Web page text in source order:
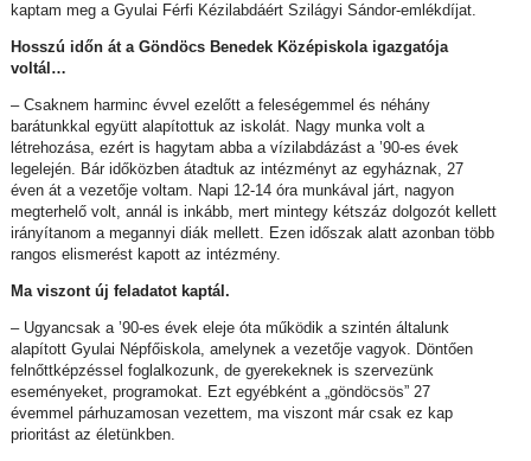
kaptam meg a Gyulai Férfi Kézilabdáért Szilágyi Sándor-emlékdíjat.
Hosszú időn át a Göndöcs Benedek Középiskola igazgatója
voltál…
– Csaknem harminc évvel ezelőtt a feleségemmel és néhány
barátunkkal együtt alapítottuk az iskolát. Nagy munka volt a
létrehozása, ezért is hagytam abba a vízilabdázást a ’90-es évek
legelején. Bár időközben átadtuk az intézményt az egyháznak, 27
éven át a vezetője voltam. Napi 12-14 óra munkával járt, nagyon
megterhelő volt, annál is inkább, mert mintegy kétszáz dolgozót kellett
irányítanom a megannyi diák mellett. Ezen időszak alatt azonban több
rangos elismerést kapott az intézmény.
Ma viszont új feladatot kaptál.
– Ugyancsak a ’90-es évek eleje óta működik a szintén általunk
alapított Gyulai Népfőiskola, amelynek a vezetője vagyok. Döntően
felnőttképzéssel foglalkozunk, de gyerekeknek is szervezünk
eseményeket, programokat. Ezt egyébként a „göndöcsös” 27
évemmel párhuzamosan vezettem, ma viszont már csak ez kap
prioritást az életünkben.